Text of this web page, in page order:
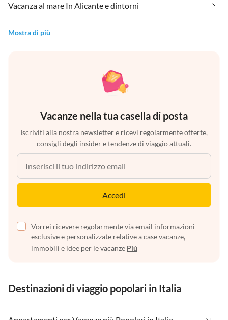
Vacanza al mare In Alicante e dintorni
Mostra di più
Vacanze nella tua casella di posta
Iscriviti alla nostra newsletter e ricevi regolarmente offerte,
consigli degli insider e tendenze di viaggio attuali.
Accedi
Vorrei ricevere regolarmente via email informazioni
esclusive e personalizzate relative a case vacanze,
immobili e idee per le vacanze Più
Destinazioni di viaggio popolari in Italia